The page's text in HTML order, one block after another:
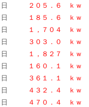
日
２０５．６
ｋｗ
１８５．６ ｋｗ
４日
１，７０４ ｋｗ
３０３．０ ｋｗ
４日
１，８２７ ｋｗ
日
１６０．１ ｋｗ
３６１．１ ｋｗ
４３２．４ ｋｗ
４７０．４ ｋｗ